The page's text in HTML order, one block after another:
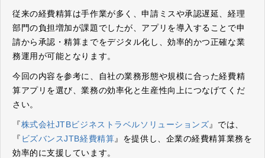
従来の経費精算は手作業が多く、申請ミスや承認遅延、経理
部門の負担増加が課題でしたが、アプリを導入することで申
請から承認・精算までをデジタル化し、効率的かつ正確な業
務運用が可能となります。
今回の内容を参考に、自社の業務形態や規模に合った経費精
算アプリを選び、業務の効率化と生産性向上につなげてくだ
さい。
『株式会社JTBビジネストラベルソリューションズ』では、
『 ビズバンスJTB経費精算』を提供し、企業の経費精算業務を
効率的に支援しています。